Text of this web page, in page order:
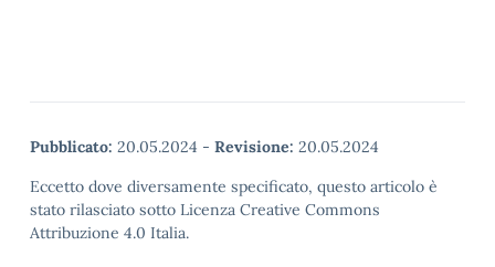
Pubblicato: 20.05.2024 - Revisione: 20.05.2024
Eccetto dove diversamente specificato, questo articolo è
stato rilasciato sotto Licenza Creative Commons
Attribuzione 4.0 Italia.